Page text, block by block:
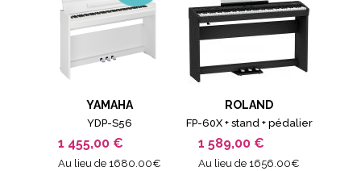
YAMAHA
YDP-S56
1 455,00 €
Au lieu de 1680.00€
ROLAND
FP-60X + stand + pédalier
1 589,00 €
Au lieu de 1656.00€